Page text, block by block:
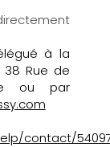
à la
Rue de
ou par
contact/